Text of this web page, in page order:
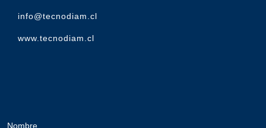
info@tecnodiam.cl
www.tecnodiam.cl
Nombre